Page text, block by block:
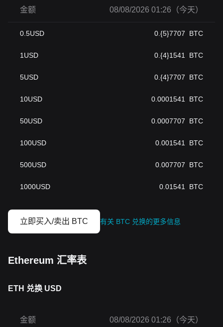
金额 08/08/2026 01:26（今天）
0.5USD 0.{5}7707 BTC
1 USD 0.{4}1541 BTC
5USD 0.{4}7707 BTC
10USD 0.0001541 BTC
50USD 0.0007707 BTC
100USD 0.001541 BTC
500USD 0.007707 BTC
1000USD 0.01541 BTC
立即买入/卖出 BTC 有关 BTC 兑换的更多信息
Ethereum 汇率表
ETH 兑换 USD
金额 08/08/2026 01:26（今天）